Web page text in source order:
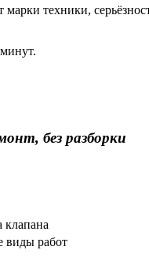
марки техники,
без разборки
клапана
виды работ